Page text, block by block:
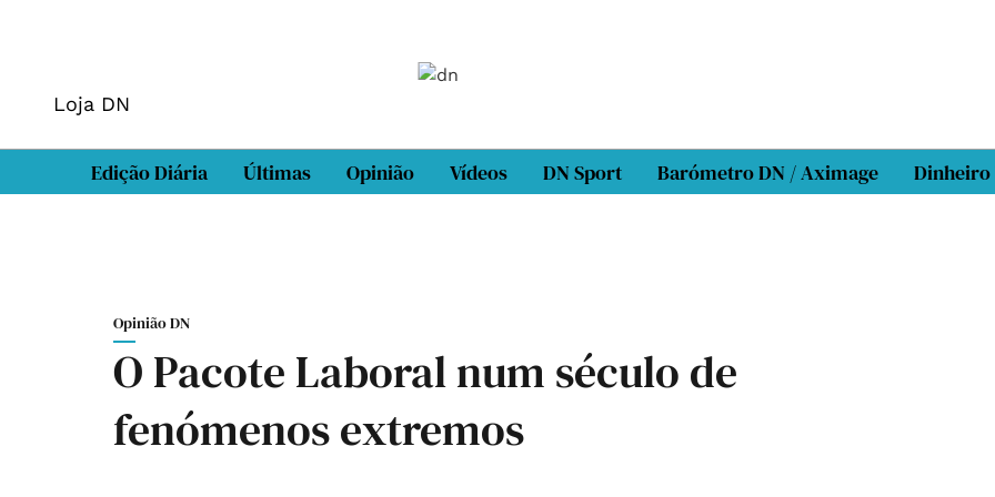
Loja DN
Edição Diária Últimas Opinião Vídeos DN Sport Barómetro DN / Aximage Dinheiro
Opinião DN
O Pacote Laboral num século de
fenómenos extremos